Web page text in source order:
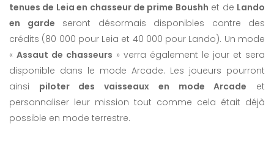
tenues de Leia en chasseur de prime Boushh et de Lando
en garde seront désormais disponibles contre des
crédits (80 000 pour Leia et 40 000 pour Lando). Un mode
« Assaut de chasseurs » verra également le jour et sera
disponible dans le mode Arcade. Les joueurs pourront
ainsi piloter des vaisseaux en mode Arcade et
personnaliser leur mission tout comme cela était déjà
possible en mode terrestre.